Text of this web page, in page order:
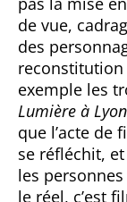
de vue,
des
reconstitution
exemple les
Lumière à Lyon
que l’acte de
se réfléchit, et
les personnes
le réel, c’est